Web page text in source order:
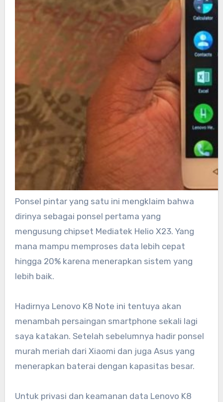
Ponsel pintar yang satu ini mengklaim bahwa
dirinya sebagai ponsel pertama yang
mengusung chipset Mediatek Helio X23. Yang
mana mampu memproses data lebih cepat
hingga 20% karena menerapkan sistem yang
lebih baik.
Hadirnya Lenovo K8 Note ini tentuya akan
menambah persaingan smartphone sekali lagi
saya katakan. Setelah sebelumnya hadir ponsel
murah meriah dari Xiaomi dan juga Asus yang
menerapkan baterai dengan kapasitas besar.
Untuk privasi dan keamanan data Lenovo K8